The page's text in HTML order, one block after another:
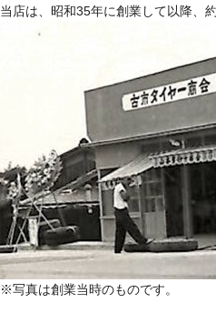
スタッフ日記を
2024年9月16日
作業事例♪ヴ
スタッフ日記を
2024年9月15日
注意喚起！ス
スタッフ日記を
2024年9月14日
スタッフ日記を
当店は、昭和35年に創業して以降、
※写真は創業当時のものです。